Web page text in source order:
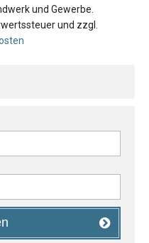
und Gewerbe.
und zzgl.